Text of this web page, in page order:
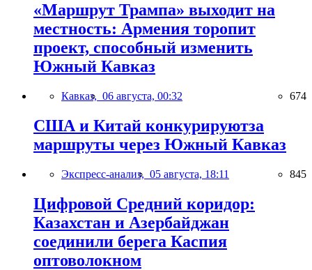
«Маршрут Трампа» выходит на
местность: Армения торопит
проект, способный изменить
Южный Кавказ
Кавказ, 06 августа, 00:32 674
США и Китай конкурируютза
маршруты через Южный Кавказ
Экспресс-анализ, 05 августа, 18:11 845
Цифровой Средний коридор:
Казахстан и Азербайджан
соединили берега Каспия
оптоволокном